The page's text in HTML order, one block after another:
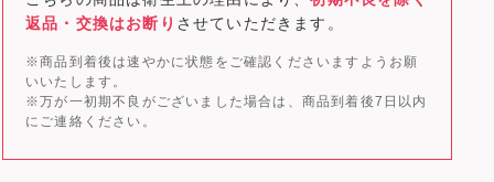
返品・交換はお断り させていただきます。
※商品到着後は速やかに状態をご確認くださいますようお願
いいたします。
※万が一初期不良がございました場合は、商品到着後7日以内
にご連絡ください。